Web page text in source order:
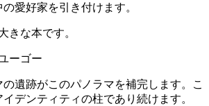
愛好家を引き付けます。
きな本です。
ーゴー
遺跡がこのパノラマを補完します。こ
イデンティティの柱であり続けます。